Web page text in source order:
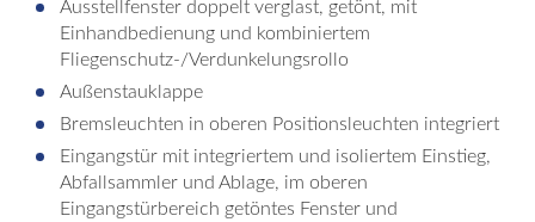
Ausstellfenster doppelt verglast, getönt, mit
Einhandbedienung und kombiniertem
Fliegenschutz-/Verdunkelungsrollo
Außenstauklappe
Bremsleuchten in oberen Positionsleuchten integriert
Eingangstür mit integriertem und isoliertem Einstieg,
Abfallsammler und Ablage, im oberen
Eingangstürbereich getöntes Fenster und